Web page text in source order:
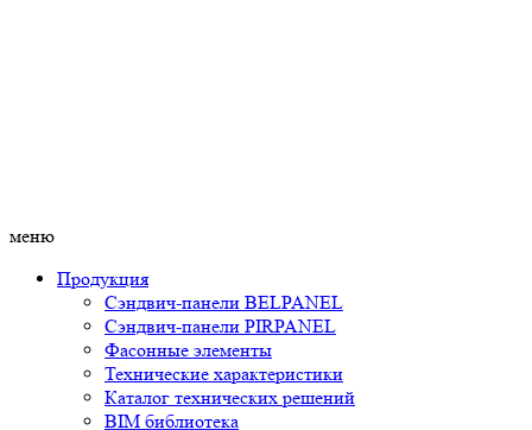
меню
Продукция
Сэндвич-панели BELPANEL
Сэндвич-панели PIRPANEL
Фасонные элементы
Технические характеристики
Каталог технических решений
BIM библиотека